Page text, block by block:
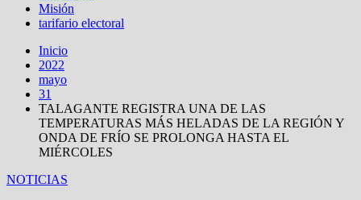
Misión
tarifario electoral
Inicio
2022
mayo
31
TALAGANTE REGISTRA UNA DE LAS
TEMPERATURAS MÁS HELADAS DE LA REGIÓN Y
ONDA DE FRÍO SE PROLONGA HASTA EL
MIÉRCOLES
NOTICIAS